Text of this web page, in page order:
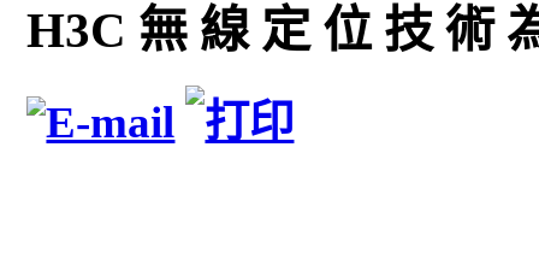
H3C 無 線 定 位 技 術